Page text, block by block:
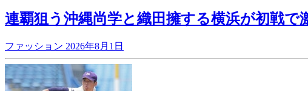
連覇狙う沖縄尚学と織田擁する横浜が初戦
ファッション 2026年8月1日